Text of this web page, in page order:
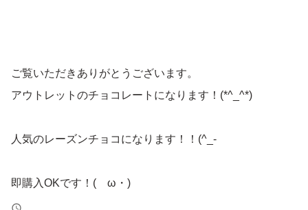
ご覧いただきありがとうございます。
アウトレットのチョコレートになります！(*^_^*)
人気のレーズンチョコになります！！(^_-
即購入OKです！(ゝω・)